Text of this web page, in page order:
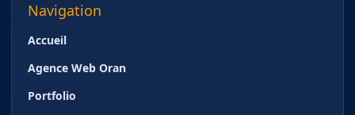
Navigation
Accueil
Agence Web Oran
Portfolio